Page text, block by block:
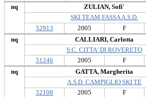
nq
52913
ZULIAN, Sofi'
2005 F
SKI TEAM FASSA A.S.D.
nq
51246
CALLIARI, Carlotta
2005 F
S.C. CITTA' DI ROVERETO
nq
52108
GATTA, Margherita
2005 F
A.S.D. CAMPIGLIO SKI TE